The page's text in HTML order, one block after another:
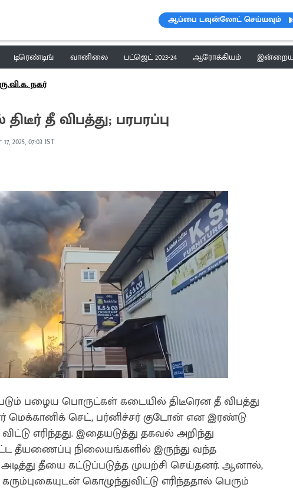
ஆப்பை டவுன்லோட் செய்யவும்
டிரெண்டிங் வானிலை பட்ஜெட் 2023-24 ஆரோக்கியம் இன்றைய
நகர்
தீ விபத்து; பரபரப்பு
2025, 07:03 IST
பழைய பொருட்கள் கடையில் திடீரென தீ விபத்து
மெக்கானிக் செட், பர்னிச்சர் குடோன் என இரண்டு
எரிந்தது. இதையடுத்து தகவல் அறிந்து
தீயணைப்பு நிலையங்களில் இருந்து வந்த
தீயை கட்டுப்படுத்த முயற்சி செய்தனர். ஆனால்,
கொழுந்துவிட்டு எரிந்ததால் பெரும்